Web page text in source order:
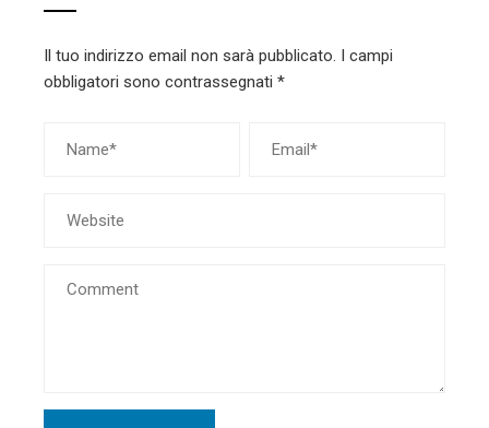
Il tuo indirizzo email non sarà pubblicato. I campi
obbligatori sono contrassegnati *